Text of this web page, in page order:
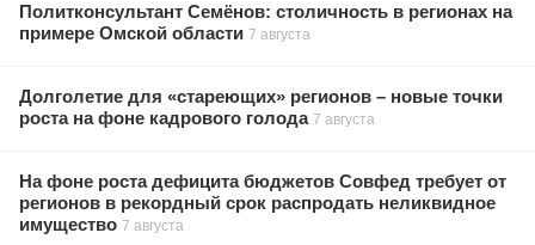
Политконсультант Семёнов: столичность в регионах на
примере Омской области 7 августа
Долголетие для «стареющих» регионов – новые точки
роста на фоне кадрового голода 7 августа
На фоне роста дефицита бюджетов Совфед требует от
регионов в рекордный срок распродать неликвидное
имущество 7 августа